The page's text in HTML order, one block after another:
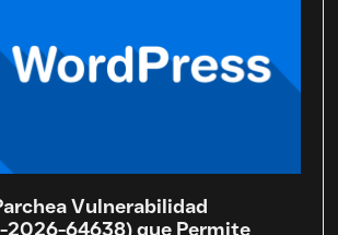
Vulnerabilidad
2026-64638) que Permite